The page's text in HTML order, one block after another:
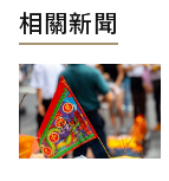
相關新聞